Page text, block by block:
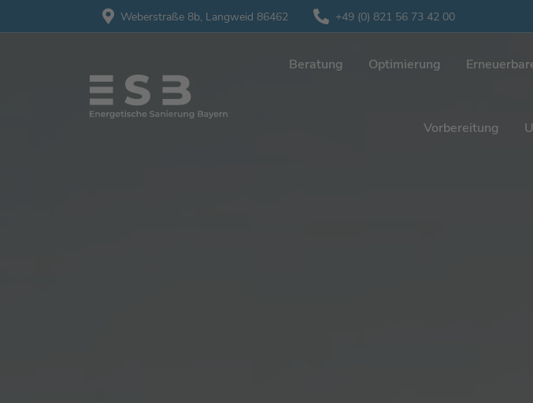
Weberstraße 8b, Langweid 86462 +49 (0) 821 56 73 42 00
Beratung Optimierung
Vorbereitung